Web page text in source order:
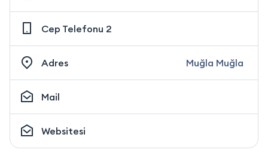
Cep Telefonu 2
Adres Muğla Muğla
Mail
Websitesi